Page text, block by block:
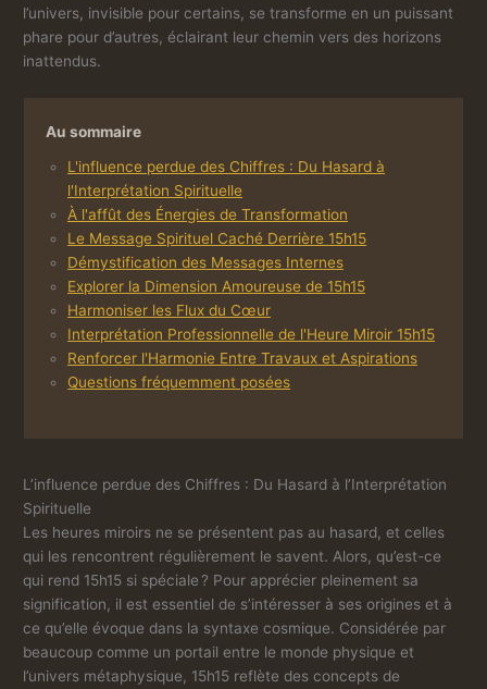
l’univers, invisible pour certains, se transforme en un puissant
phare pour d’autres, éclairant leur chemin vers des horizons
inattendus.
Au sommaire
L'influence perdue des Chiffres : Du Hasard à
l'Interprétation Spirituelle
À l'affût des Énergies de Transformation
Le Message Spirituel Caché Derrière 15h15
Démystification des Messages Internes
Explorer la Dimension Amoureuse de 15h15
Harmoniser les Flux du Cœur
Interprétation Professionnelle de l'Heure Miroir 15h15
Renforcer l'Harmonie Entre Travaux et Aspirations
Questions fréquemment posées
L’influence perdue des Chiffres : Du Hasard à l’Interprétation
Spirituelle
Les heures miroirs ne se présentent pas au hasard, et celles
qui les rencontrent régulièrement le savent. Alors, qu’est-ce
qui rend 15h15 si spéciale ? Pour apprécier pleinement sa
signification, il est essentiel de s’intéresser à ses origines et à
ce qu’elle évoque dans la syntaxe cosmique. Considérée par
beaucoup comme un portail entre le monde physique et
l’univers métaphysique, 15h15 reflète des concepts de